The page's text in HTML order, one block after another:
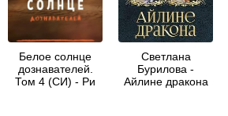
Белое солнце
дознавателей.
Том 4 (СИ) - Ри
Светлана
Бурилова -
Айлине дракона